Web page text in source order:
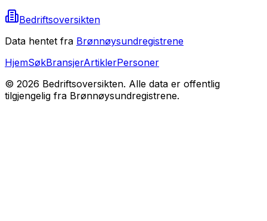
Bedriftsoversikten
Data hentet fra Brønnøysundregistrene
HjemSøkBransjerArtiklerPersoner
© 2026 Bedriftsoversikten. Alle data er offentlig
tilgjengelig fra Brønnøysundregistrene.